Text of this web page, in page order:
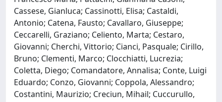
Cassese, Gianluca; Cassinotti, Elisa; Castaldi,
Antonio; Catena, Fausto; Cavallaro, Giuseppe;
Ceccarelli, Graziano; Celiento, Marta; Cestaro,
Giovanni; Cherchi, Vittorio; Cianci, Pasquale; Cirillo,
Bruno; Clementi, Marco; Clocchiatti, Lucrezia;
Coletta, Diego; Comandatore, Annalisa; Conte, Luigi
Eduardo; Conzo, Giovanni; Coppola, Alessandro;
Costantini, Maurizio; Creciun, Mihail; Cuccurullo,